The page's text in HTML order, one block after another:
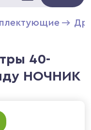
40-
НОЧНИК